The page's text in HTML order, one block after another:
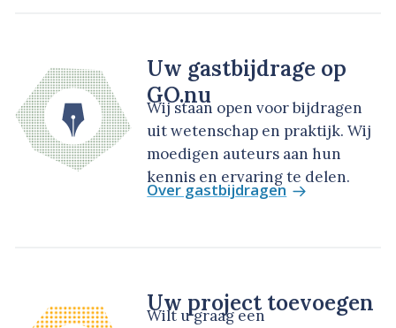
Uw gastbijdrage op
GO.nu
Wij staan open voor bijdragen
uit wetenschap en praktijk. Wij
moedigen auteurs aan hun
kennis en ervaring te delen.
Over gastbijdragen
Uw project toevoegen
Wilt u graag een